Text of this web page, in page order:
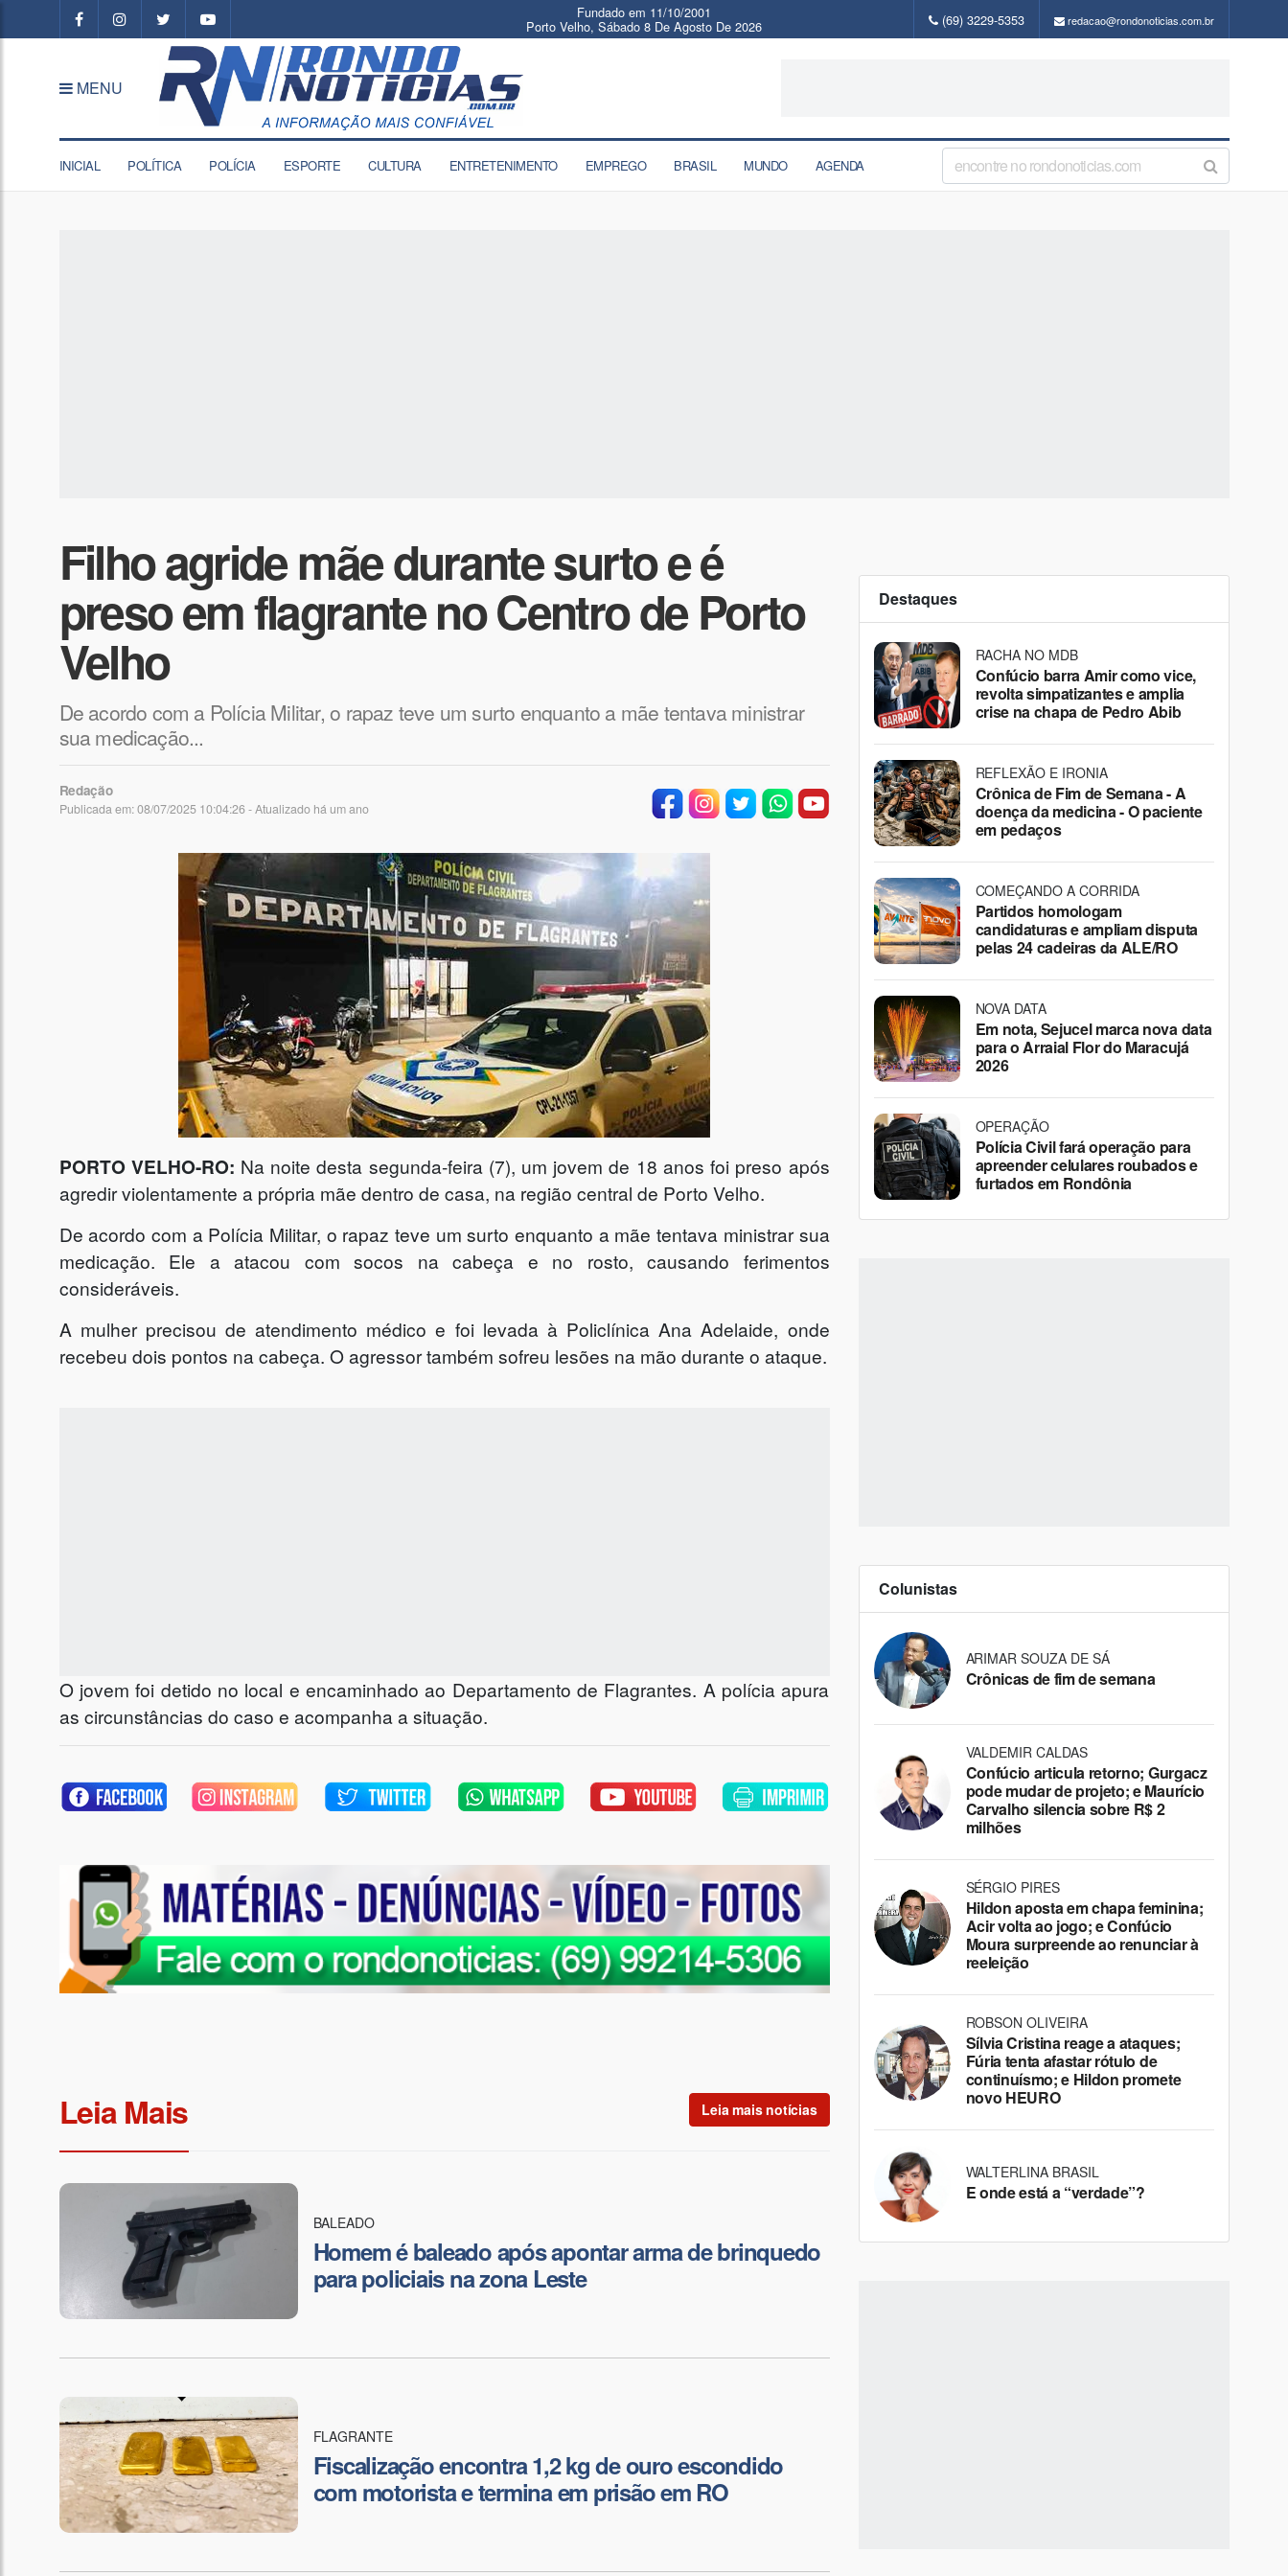
Fundado em 11/10/2001
Porto Velho, Sábado 8 De Agosto De 2026 (69) 3229-5353 redacao@rondonoticias.com.br
MENU
INICIAL POLÍTICA POLÍCIA ESPORTE CULTURA ENTRETENIMENTO EMPREGO BRASIL MUNDO AGENDA
Filho agride mãe durante surto e é
preso em flagrante no Centro de Porto
Velho
De acordo com a Polícia Militar, o rapaz teve um surto enquanto a mãe tentava ministrar
sua medicação...
Redação
Publicada em: 08/07/2025 10:04:26 - Atualizado há um ano
PORTO VELHO-RO: Na noite desta segunda-feira (7), um jovem de 18 anos foi preso após
agredir violentamente a própria mãe dentro de casa, na região central de Porto Velho.
De acordo com a Polícia Militar, o rapaz teve um surto enquanto a mãe tentava ministrar sua
medicação. Ele a atacou com socos na cabeça e no rosto, causando ferimentos
consideráveis.
A mulher precisou de atendimento médico e foi levada à Policlínica Ana Adelaide, onde
recebeu dois pontos na cabeça. O agressor também sofreu lesões na mão durante o ataque.
O jovem foi detido no local e encaminhado ao Departamento de Flagrantes. A polícia apura
as circunstâncias do caso e acompanha a situação.
Leia Mais Leia mais notícias
BALEADO
Homem é baleado após apontar arma de brinquedo
para policiais na zona Leste
FLAGRANTE
Fiscalização encontra 1,2 kg de ouro escondido
com motorista e termina em prisão em RO
Destaques
RACHA NO MDB
Confúcio barra Amir como vice,
revolta simpatizantes e amplia
crise na chapa de Pedro Abib
REFLEXÃO E IRONIA
Crônica de Fim de Semana - A
doença da medicina - O paciente
em pedaços
COMEÇANDO A CORRIDA
Partidos homologam
candidaturas e ampliam disputa
pelas 24 cadeiras da ALE/RO
NOVA DATA
Em nota, Sejucel marca nova data
para o Arraial Flor do Maracujá
2026
OPERAÇÃO
Polícia Civil fará operação para
apreender celulares roubados e
furtados em Rondônia
Colunistas
ARIMAR SOUZA DE SÁ
Crônicas de fim de semana
VALDEMIR CALDAS
Confúcio articula retorno; Gurgacz
pode mudar de projeto; e Maurício
Carvalho silencia sobre R$ 2
milhões
SÉRGIO PIRES
Hildon aposta em chapa feminina;
Acir volta ao jogo; e Confúcio
Moura surpreende ao renunciar à
reeleição
ROBSON OLIVEIRA
Sílvia Cristina reage a ataques;
Fúria tenta afastar rótulo de
continuísmo; e Hildon promete
novo HEURO
WALTERLINA BRASIL
E onde está a “verdade”?